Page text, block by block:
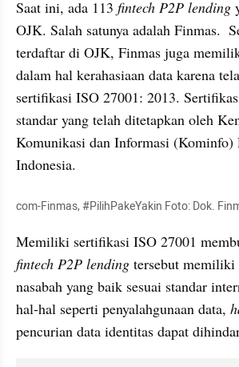
Saat ini, ada 113 fintech P2P lending
OJK. Salah satunya adalah Finmas.
terdaftar di OJK, Finmas juga
dalam hal kerahasiaan data karena
sertifikasi ISO 27001: 2013.
standar yang telah ditetapkan oleh
Komunikasi dan Informasi (Kominfo)
Indonesia.
com-Finmas, #PilihPakeYakin Foto: Dok.
Memiliki sertifikasi ISO 27001
fintech P2P lending tersebut memiliki
nasabah yang baik sesuai standar
hal-hal seperti penyalahgunaan data,
pencurian data identitas dapat